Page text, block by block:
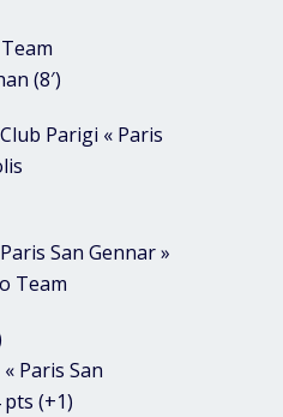
(8′)
Parigi « Paris
San Gennar »
Team
Paris San
(+1)